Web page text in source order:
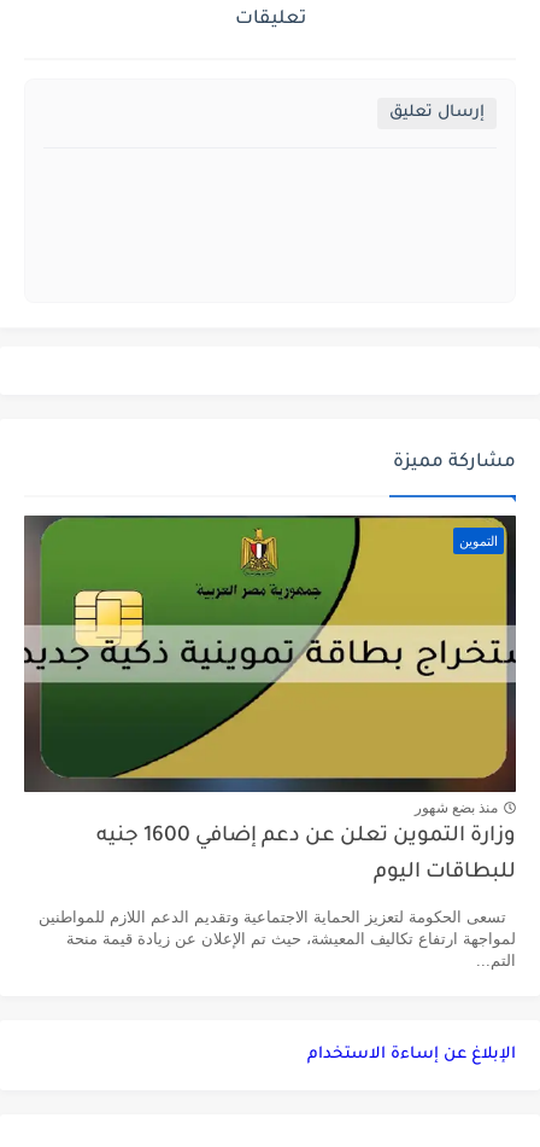
تعليقات
إرسال تعليق
مشاركة مميزة
التموين
منذ بضع شهور
وزارة التموين تعلن عن دعم إضافي 1600 جنيه
للبطاقات اليوم
تسعى الحكومة لتعزيز الحماية الاجتماعية وتقديم الدعم اللازم للمواطنين
لمواجهة ارتفاع تكاليف المعيشة، حيث تم الإعلان عن زيادة قيمة منحة
التم...
الإبلاغ عن إساءة الاستخدام